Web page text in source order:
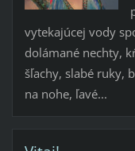
vytekajúcej vody
dolámané nechty,
šľachy, slabé ruky,
na nohe, ľavé...